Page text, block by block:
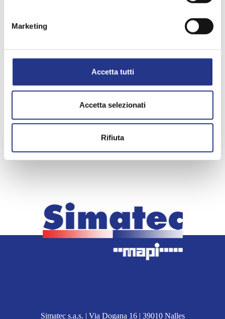
Marketing
Accetta tutti
Accetta selezionati
Rifiuta
< indietro
Simatec s.a.s. | Via Dogana 16 | 39010 Nalles